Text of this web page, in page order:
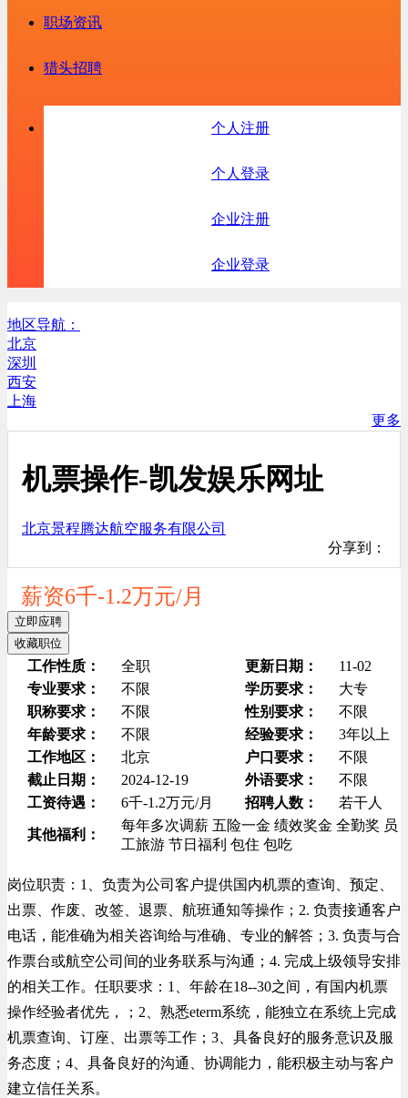
职场资讯
猎头招聘
个人注册
个人登录
企业注册
企业登录
地区导航：
北京
深圳
西安
上海
更多
机票操作-凯发娱乐网址
北京景程腾达航空服务有限公司
分享到：
薪资6千-1.2万元/月
立即应聘
收藏职位
工作性质： 全职 更新日期：
11-02
专业要求：
不限 学历要求：
大专
职称要求：
不限 性别要求：
不限
年龄要求：
不限 经验要求：
3年以上
工作地区：
北京 户口要求：
不限
截止日期：
2024-12-19 外语要求：
不限
工资待遇：
6千-1.2万元/月 招聘人数： 若干人
其他福利：
每年多次调薪 五险一金 绩效奖金 全勤奖 员
工旅游 节日福利 包住 包吃
岗位职责：1、负责为公司客户提供国内机票的查询、预定、
出票、作废、改签、退票、航班通知等操作；2. 负责接通客户
电话，能准确为相关咨询给与准确、专业的解答；3. 负责与合
作票台或航空公司间的业务联系与沟通；4. 完成上级领导安排
的相关工作。任职要求：1、年龄在18--30之间，有国内机票
操作经验者优先，；2、熟悉eterm系统，能独立在系统上完成
机票查询、订座、出票等工作；3、具备良好的服务意识及服
务态度；4、具备良好的沟通、协调能力，能积极主动与客户
建立信任关系。